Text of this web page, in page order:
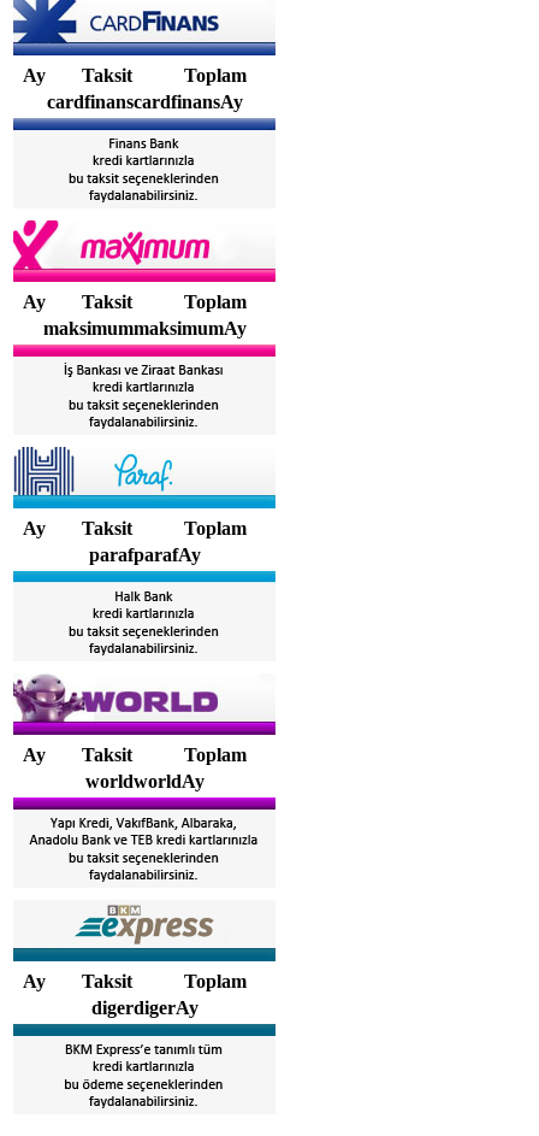
Ay Taksit
Toplam
cardfinanscardfinansAy
Ay Taksit
Toplam
maksimummaksimumAy
Ay Taksit
Toplam
parafparafAy
Ay Taksit
Toplam
worldworldAy
Ay Taksit
Toplam
digerdigerAy